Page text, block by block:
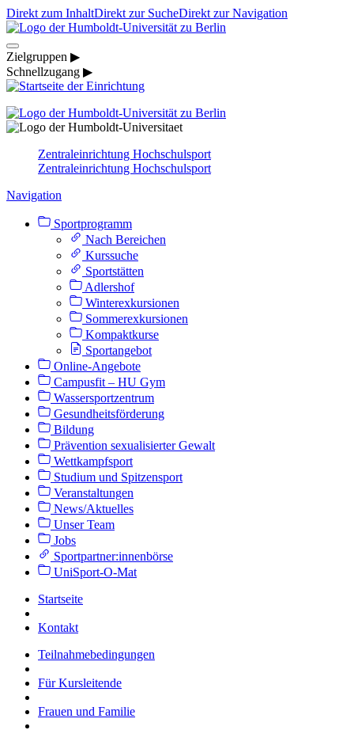
Direkt zum InhaltDirekt zur SucheDirekt zur Navigation
Zielgruppen ▶
Schnellzugang ▶
Zentraleinrichtung Hochschulsport
Zentraleinrichtung Hochschulsport
Navigation
Sportprogramm
Nach Bereichen
Kurssuche
Sportstätten
Adlershof
Winterexkursionen
Sommerexkursionen
Kompaktkurse
Sportangebot
Online-Angebote
Campusfit – HU Gym
Wassersportzentrum
Gesundheitsförderung
Bildung
Prävention sexualisierter Gewalt
Wettkampfsport
Studium und Spitzensport
Veranstaltungen
News/Aktuelles
Unser Team
Jobs
Sportpartner:innenbörse
UniSport-O-Mat
Startseite
Kontakt
Teilnahmebedingungen
Für Kursleitende
Frauen und Familie